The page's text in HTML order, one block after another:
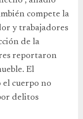
compete la
y trabajadores
de la
reportaron
El
cuerpo no
delitos